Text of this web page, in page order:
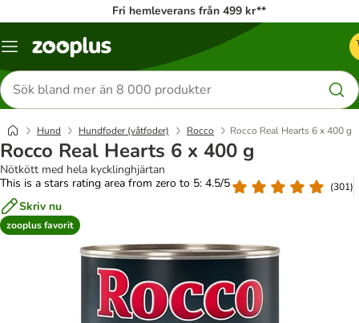
Fri hemleverans från 499 kr**
Katalogmeny
Sök
efter
produkter
Hund Hundfoder (våtfoder) Rocco Rocco Real Hearts 6 x 400 g
Rocco Real Hearts 6 x 400 g
Nötkött med hela kycklinghjärtan
This is a stars rating area from zero to 5: 4.5/5
(301)
Skriv nu
zooplus favorit